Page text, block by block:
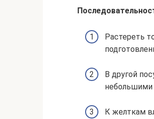
Растереть
В другой
небольшими
К желткам